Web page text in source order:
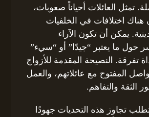
تمثل العائلات أحياناً صعوبات،
هناك اختلافات في الخلفيات
يمكن أن تكون الآراء
حول ما يعتبر “جيدًا” أو “سيء”
تفرقة. النصيحة المقدمة للأزواج
المفتوح مع عائلاتهم، والعمل
الثقة والتفاهم.
تجاوز هذه التحديات جهودًا